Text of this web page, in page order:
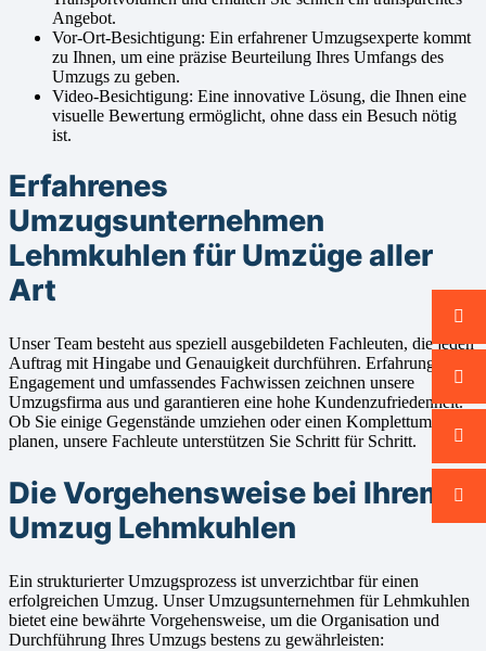
Angebot.
Vor-Ort-Besichtigung: Ein erfahrener Umzugsexperte kommt
zu Ihnen, um eine präzise Beurteilung Ihres Umfangs des
Umzugs zu geben.
Video-Besichtigung: Eine innovative Lösung, die Ihnen eine
visuelle Bewertung ermöglicht, ohne dass ein Besuch nötig
ist.
Erfahrenes
Umzugsunternehmen
Lehmkuhlen für Umzüge aller
Art
Unser Team besteht aus speziell ausgebildeten Fachleuten, die jeden
Auftrag mit Hingabe und Genauigkeit durchführen. Erfahrung,
Engagement und umfassendes Fachwissen zeichnen unsere
Umzugsfirma aus und garantieren eine hohe Kundenzufriedenheit.
Ob Sie einige Gegenstände umziehen oder einen Komplettumzug
planen, unsere Fachleute unterstützen Sie Schritt für Schritt.
Die Vorgehensweise bei Ihrem
Umzug Lehmkuhlen
Ein strukturierter Umzugsprozess ist unverzichtbar für einen
erfolgreichen Umzug. Unser Umzugsunternehmen für Lehmkuhlen
bietet eine bewährte Vorgehensweise, um die Organisation und
Durchführung Ihres Umzugs bestens zu gewährleisten: